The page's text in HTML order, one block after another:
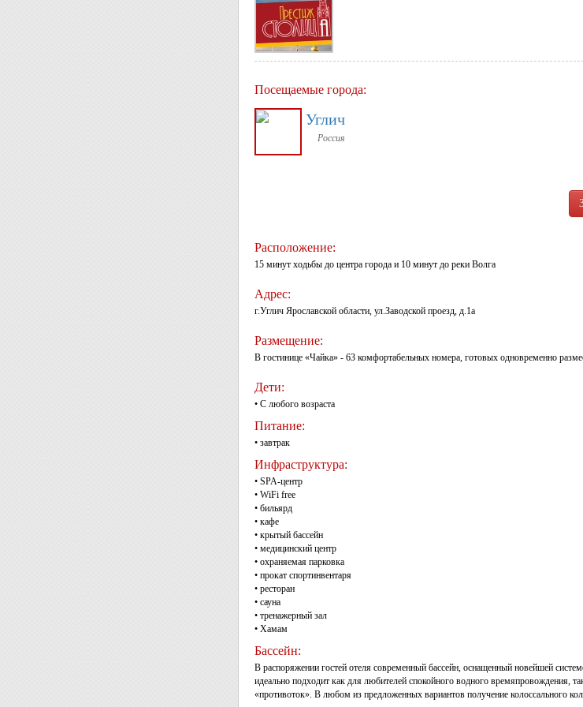
Посещаемые города:
Углич
Россия
Расположение:
15 минут ходьбы до центра города и 10 минут до реки Волга
Адрес:
г.Углич Ярославской области, ул.Заводской проезд, д.1а
Размещение:
В гостинице «Чайка» - 63 комфортабельных номера, готовых одновременно
Дети:
• С любого возраста
Питание:
• завтрак
Инфраструктура:
• SPA-центр
• WiFi free
• бильярд
• кафе
• крытый бассейн
• медицинский центр
• охраняемая парковка
• прокат спортинвентаря
• ресторан
• сауна
• тренажерный зал
• Хамам
Бассейн:
В распоряжении гостей отеля современный бассейн, оснащенный новейшей
идеально подходит как для любителей спокойного водного времяпровождения,
«противоток». В любом из предложенных вариантов получение колоссального